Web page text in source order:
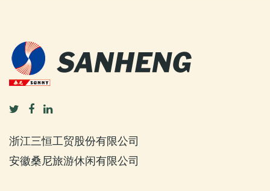
浙江三恒工贸股份有限公司
安徽桑尼旅游休闲有限公司